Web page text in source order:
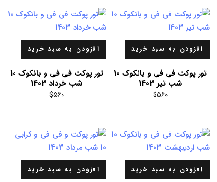
افزودن به سبد خرید
تور پوکت فی فی و بانکوک 10
شب تیر 1403
$560
افزودن به سبد خرید
تور پوکت فی فی و بانکوک 10
شب خرداد 1403
$560
افزودن به سبد خرید افزودن به سبد خرید